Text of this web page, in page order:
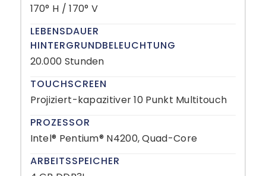
170° H / 170° V
LEBENSDAUER
HINTERGRUNDBELEUCHTUNG
20.000 Stunden
TOUCHSCREEN
Projiziert-kapazitiver 10 Punkt Multitouch
PROZESSOR
Intel® Pentium® N4200, Quad-Core
ARBEITSSPEICHER